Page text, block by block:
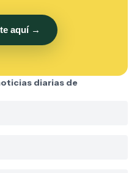
aquí →
diarias de